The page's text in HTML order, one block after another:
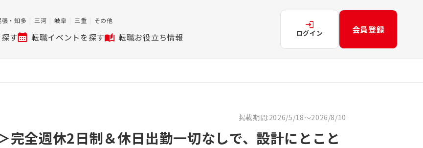
張・知多 三河 岐阜 三重 その他
す 転職イベントを探す 転職お役立ち情報 ログイン 会員登録
掲載期間:2026/5/18～2026/8/10
完全週休2日制＆休日出勤一切なしで、設計にとこと